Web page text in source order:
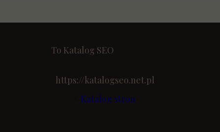
Katalog stron
To Katalog SEO
https://katalogseo.net.pl